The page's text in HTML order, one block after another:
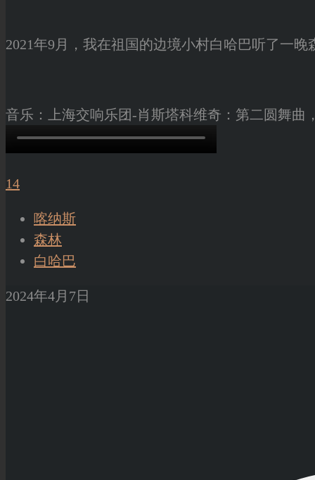
2021年9月，我在祖国的边境小村白哈巴听了一晚
音乐：上海交响乐团-肖斯塔科维奇：第二圆舞曲
14
喀纳斯
森林
白哈巴
2024年4月7日